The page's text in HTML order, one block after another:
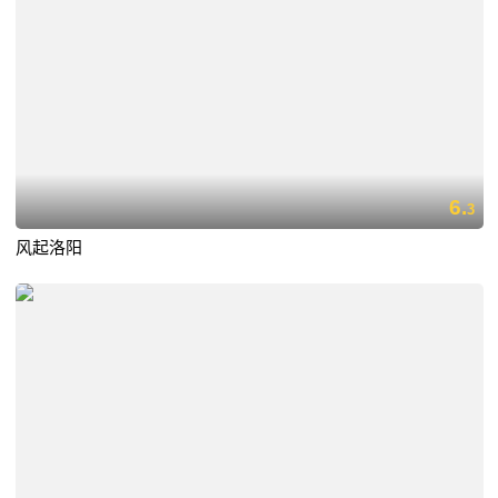
6.3
风起洛阳